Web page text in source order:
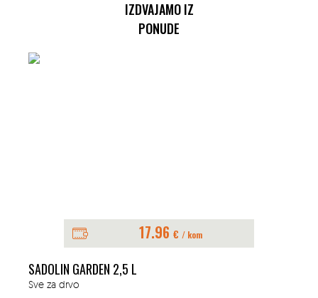
IZDVAJAMO IZ
PONUDE
17.96 € / kom
SADOLIN GARDEN 2,5 L
Sve za drvo